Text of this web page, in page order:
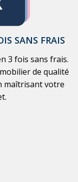
SANS FRAIS
3 fois sans frais.
de qualité
maîtrisant votre